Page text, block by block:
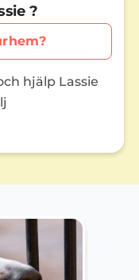
?
hjälp Lassie